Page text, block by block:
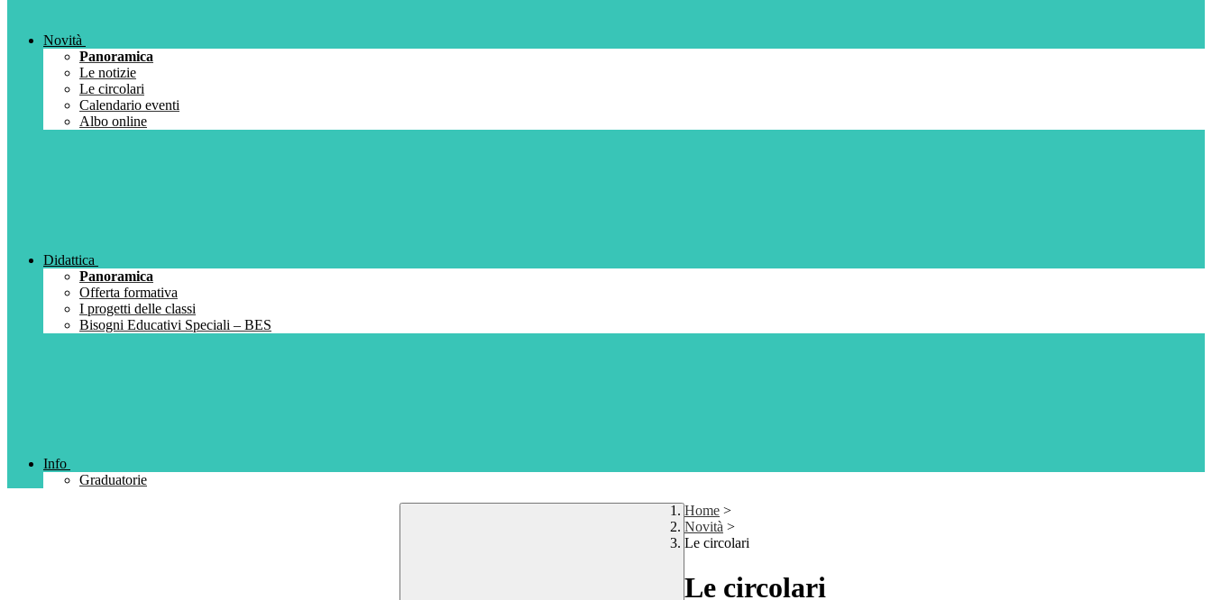
Novità
Panoramica
Le notizie
Le circolari
Calendario eventi
Albo online
Didattica
Panoramica
Offerta formativa
I progetti delle classi
Bisogni Educativi Speciali – BES
Info
Graduatorie
Home >
Novità >
Le circolari
Le circolari